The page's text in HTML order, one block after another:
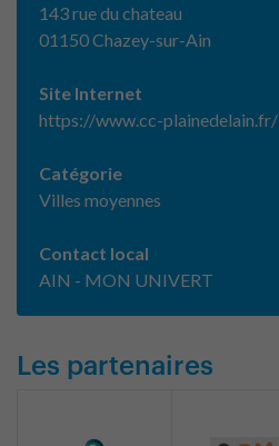
143 rue du chateau
01150 Chazey-sur-Ain
Site Internet
https://www.cc-plainedelain.fr/
Catégorie
Villes moyennes
Contact local
AIN - MON UNIVERT
Les partenaires